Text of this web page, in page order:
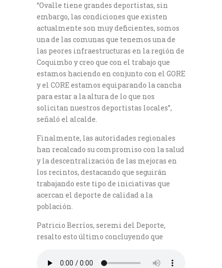
“Ovalle tiene grandes deportistas, sin
embargo, las condiciones que existen
actualmente son muy deficientes, somos
una de las comunas que tenemos una de
las peores infraestructuras en la región de
Coquimbo y creo que con el trabajo que
estamos haciendo en conjunto con el GORE
y el CORE estamos equiparando la cancha
para estar a la altura de lo que nos
solicitan nuestros deportistas locales”,
señaló el alcalde.
Finalmente, las autoridades regionales
han recalcado su compromiso con la salud
y la descentralización de las mejoras en
los recintos, destacando que seguirán
trabajando este tipo de iniciativas que
acercan el deporte de calidad a la
población.
Patricio Berríos, seremi del Deporte,
resalto esto último concluyendo que